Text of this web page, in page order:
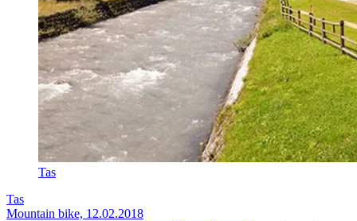
Tas
Tas
Mountain bike, 12.02.2018